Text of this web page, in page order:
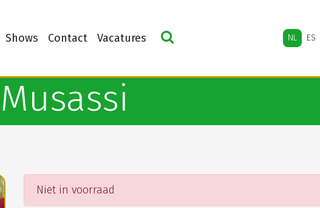
Shows Contact Vacatures NL ES
Musassi
Niet in voorraad